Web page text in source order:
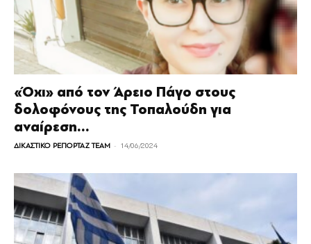
«Όχι» από τον Άρειο Πάγο στους
δολοφόνους της Τοπαλούδη για
αναίρεση...
ΔΙΚΑΣΤΙΚΟ ΡΕΠΟΡΤΑΖ TEAM - 14/06/2024